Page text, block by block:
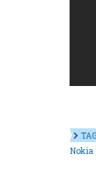
Nokia